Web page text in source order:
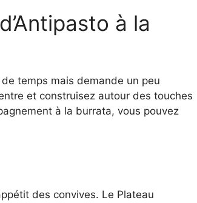
à la
temps mais demande un peu
et construisez autour des touches
à la burrata, vous pouvez
des convives. Le Plateau